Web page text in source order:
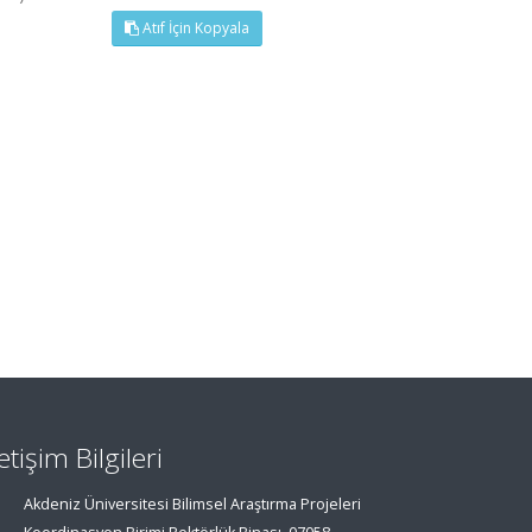
Atıf İçin Kopyala
Bilgileri
Akdeniz Üniversitesi Bilimsel Araştırma Projeleri